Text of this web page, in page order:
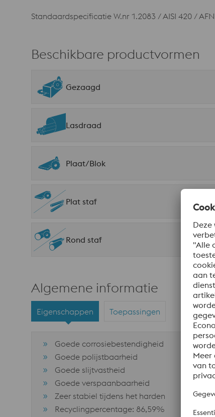
Standaardspecificatie W.nr 1.2083 / AISI 420 /
Beschikbare productvormen
Gezaagd
Lasdraad
Plaat/Blok
Plat staf
Rond staf
Algemene informatie
Eigenschappen Toepassingen
Goede corrosiebestendigheid
Goede polijstbaarheid
Goede slijtvastheid
Goede verspaanbaarheid
Zeer stabiel tijdens het harden
Recyclingpercentage: 86,59%